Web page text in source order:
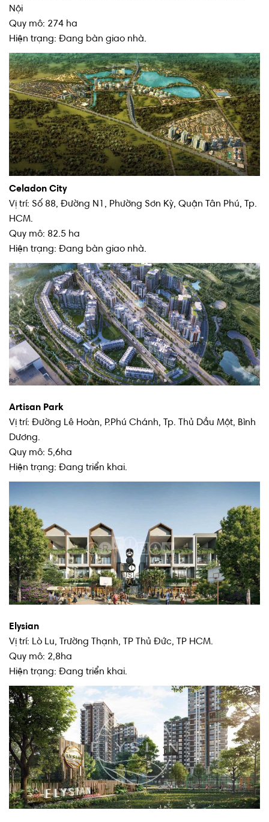
Nội
Quy mô: 274 ha
Hiện trạng: Đang bàn giao nhà.
Celadon City
Vị trí: Số 88, Đường N1, Phường Sơn Kỳ, Quận Tân Phú, Tp.
HCM.
Quy mô: 82.5 ha
Hiện trạng: Đang bàn giao nhà.
Artisan Park
Vị trí: Đường Lê Hoàn, P.Phú Chánh, Tp. Thủ Dầu Một, Bình
Dương.
Quy mô: 5,6ha
Hiện trạng: Đang triển khai.
Elysian
Vị trí: Lò Lu, Trường Thạnh, TP Thủ Đức, TP HCM.
Quy mô: 2,8ha
Hiện trạng: Đang triển khai.